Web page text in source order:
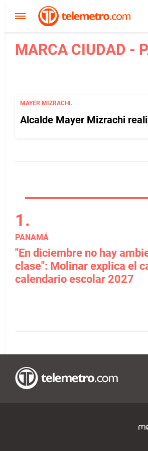
MARCA CIUDAD -
MAYER MIZRACHI.
Alcalde Mayer Mizrachi
PANAMÁ
"En diciembre no hay
clase": Molinar explica el
calendario escolar 2027